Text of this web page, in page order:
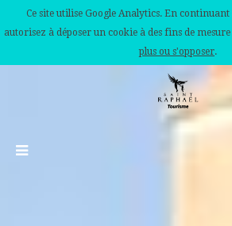
Ce site utilise Google Analytics. En
autorisez à déposer un cookie à des fins de
plus ou s'opposer.